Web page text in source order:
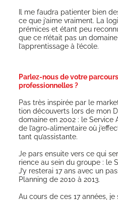
Il me fau­dra patien­ter bien
ce que j’aime vrai­ment. La
pré­mices et étant peu
que ce n’était pas un
l’apprentissage à l’école.
Parlez-nous de votre
professionnelles ?
Pas très ins­pi­rée par le
tion décou­verts lors de mon
domaine en 2002 : le Ser­vice
de l’agro-alimentaire où
tant qu’assistante.
Je pars ensuite vers ce qui
rience au sein du groupe : le
J’y res­te­rai 17 ans avec un
Plan­ning de 2010 à 2013.
Au cours de ces 17 années,